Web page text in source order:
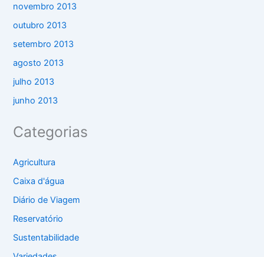
novembro 2013
outubro 2013
setembro 2013
agosto 2013
julho 2013
junho 2013
Categorias
Agricultura
Caixa d'água
Diário de Viagem
Reservatório
Sustentabilidade